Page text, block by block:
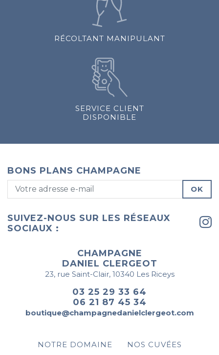
RÉCOLTANT MANIPULANT
SERVICE CLIENT
DISPONIBLE
BONS PLANS CHAMPAGNE
OK
SUIVEZ-NOUS SUR LES RÉSEAUX
SOCIAUX :
CHAMPAGNE
DANIEL CLERGEOT
23, rue Saint-Clair, 10340 Les Riceys
03 25 29 33 64
06 21 87 45 34
boutique@champagnedanielclergeot.com
NOTRE DOMAINE NOS CUVÉES